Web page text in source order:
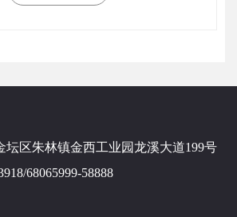
坛区朱林镇金西工业园龙溪大道199号
68065999-58888